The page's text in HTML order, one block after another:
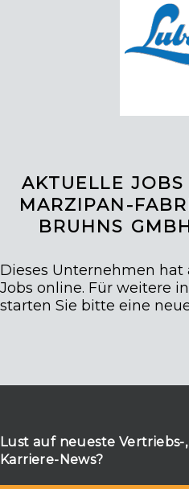
AKTUELLE
MARZIPAN-
BRUHNS
Dieses Unternehmen
Jobs online. Für weitere
starten Sie bitte eine
Lust auf neueste
Karriere-News?